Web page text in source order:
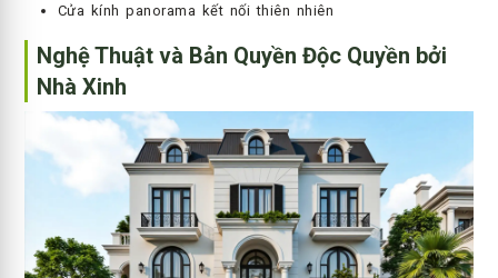
Cửa kính panorama kết nối thiên nhiên
Nghệ Thuật và Bản Quyền Độc Quyền bởi
Nhà Xinh